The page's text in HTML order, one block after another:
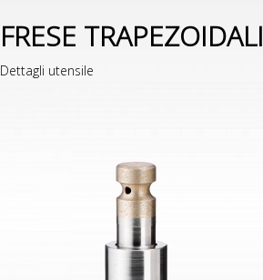
FRESE TRAPEZOIDALI
Dettagli utensile